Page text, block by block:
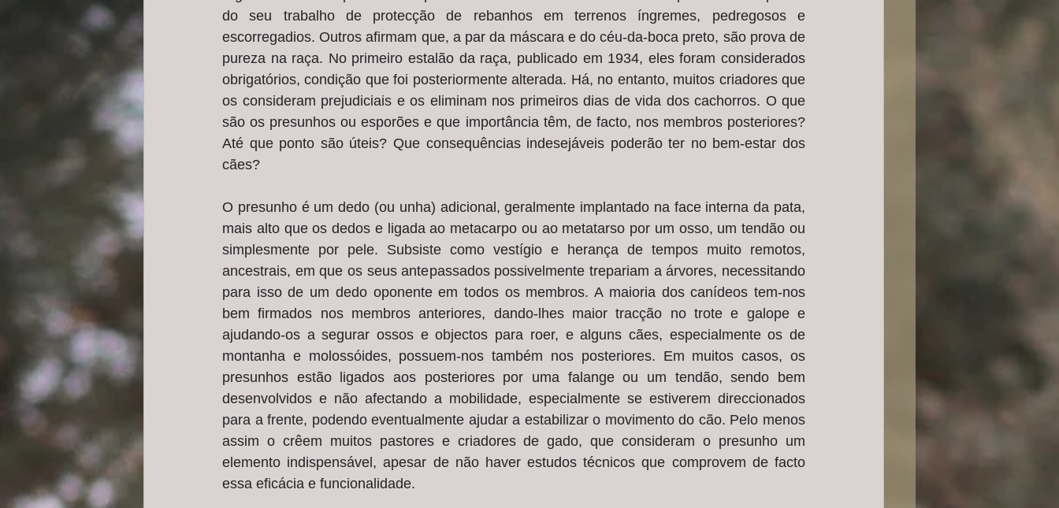
do seu trabalho de protecção de rebanhos em terrenos íngremes, pedregosos e
escorregadios. Outros afirmam que, a par da máscara e do céu-da-boca preto, são prova de
pureza na raça. No primeiro estalão da raça, publicado em 1934, eles foram considerados
obrigatórios, condição que foi posteriormente alterada. Há, no entanto, muitos criadores que
os consideram prejudiciais e os eliminam nos primeiros dias de vida dos cachorros. O que
são os presunhos ou esporões e que importância têm, de facto, nos membros posteriores?
Até que ponto são úteis? Que consequências indesejáveis poderão ter no bem-estar dos
cães?
O presunho é um dedo (ou unha) adicional, geralmente implantado na face interna da pata,
mais alto que os dedos e ligada ao metacarpo ou ao metatarso por um osso, um tendão ou
simplesmente por pele. Subsiste como vestígio e herança de tempos muito remotos,
ancestrais, em que os seus antepassados possivelmente trepariam a árvores, necessitando
para isso de um dedo oponente em todos os membros. A maioria dos canídeos tem-nos
bem firmados nos membros anteriores, dando-lhes maior tracção no trote e galope e
ajudando-os a segurar ossos e objectos para roer, e alguns cães, especialmente os de
montanha e molossóides, possuem-nos também nos posteriores. Em muitos casos, os
presunhos estão ligados aos posteriores por uma falange ou um tendão, sendo bem
desenvolvidos e não afectando a mobilidade, especialmente se estiverem direccionados
para a frente, podendo eventualmente ajudar a estabilizar o movimento do cão. Pelo menos
assim o crêem muitos pastores e criadores de gado, que consideram o presunho um
elemento indispensável, apesar de não haver estudos técnicos que comprovem de facto
essa eficácia e funcionalidade.